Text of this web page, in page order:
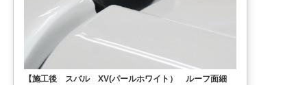
【施工後 スバル XV(パールホワイト） ルーフ面細